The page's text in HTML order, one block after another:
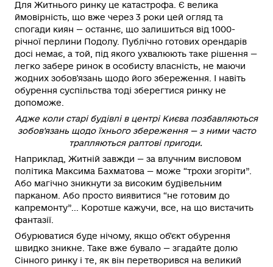
Для Житнього ринку це катастрофа. Є велика
ймовірність, що вже через 3 роки цей огляд та
спогади киян — останнє, що залишиться від 1000-
річної перлини Подолу. Публічно готових орендарів
досі немає, а той, під якого ухвалюють таке рішення —
легко забере ринок в особисту власність, не маючи
жодних зобов'язань щодо його збереження. І навіть
обурення суспільства тоді зберегтися ринку не
допоможе.
Адже коли старі будівлі в центрі Києва позбавляються
зобов'язань щодо їхнього збереження — з ними часто
трапляються раптові пригоди.
Наприклад, Житній завжди — за влучним висловом
політика Максима Бахматова — може “трохи згоріти”.
Або магічно зникнути за високим будівельним
парканом. Або просто виявитися “не готовим до
капремонту”... Коротше кажучи, все, на що вистачить
фантазії.
Обурюватися буде нічому, якщо об'єкт обурення
швидко зникне. Таке вже бувало — згадайте долю
Сінного ринку і те, як він перетворився на великий